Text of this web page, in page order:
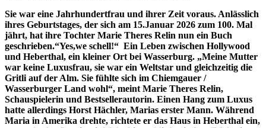
Sie war eine Jahrhundertfrau und ihrer Zeit voraus. Anlässlich
ihres Geburtstages, der sich am 15.Januar 2026 zum 100. Mal
jährt, hat ihre Tochter Marie Theres Relin nun ein Buch
geschrieben.“Yes,we schell!“ Ein Leben zwischen Hollywood
und Heberthal, ein kleiner Ort bei Wasserburg. „Meine Mutter
war keine Luxusfrau, sie war ein Weltstar und gleichzeitig die
Gritli auf der Alm. Sie fühlte sich im Chiemgauer /
Wasserburger Land wohl“, meint Marie Theres Relin,
Schauspielerin und Bestsellerautorin. Einen Hang zum Luxus
hatte allerdings Horst Hächler, Marias erster Mann. Während
Maria in Amerika drehte, richtete er das Haus in Heberthal ein,